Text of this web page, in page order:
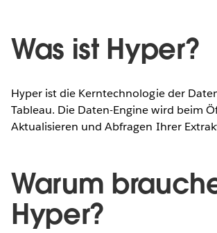
Was ist Hyper?
Hyper ist die Kerntechnologie der
Tableau. Die Daten-Engine wird beim
Aktualisieren und Abfragen Ihrer
Warum
Hyper?